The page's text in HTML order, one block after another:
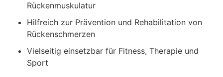
Rückenmuskulatur
Hilfreich zur Prävention und Rehabilitation von
Rückenschmerzen
Vielseitig einsetzbar für Fitness, Therapie und
Sport